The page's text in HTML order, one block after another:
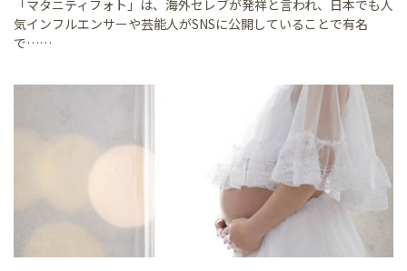
「マタニティフォト」は、海外セレブが発祥と言われ、日本でも人
気インフルエンサーや芸能人がSNSに公開していることで有名
で……